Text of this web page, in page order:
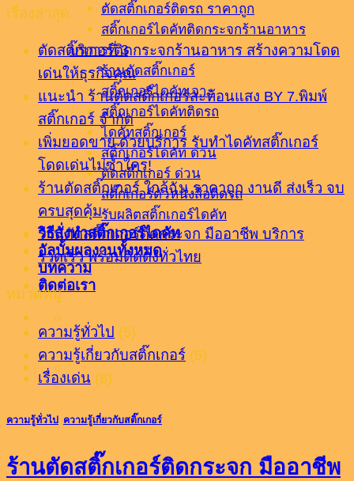
ตัดสติ๊กเกอร์ติดรถ ราคาถูก
สติ๊กเกอร์ไดคัทติดกระจกร้านอาหาร
บริการที่ 3
ร้านตัดสติ๊กเกอร์
สติ๊กเกอร์ไดคัทเจาะ
สติ๊กเกอร์ไดคัทติดรถ
ไดคัทสติ๊กเกอร์
สติ๊กเกอร์ไดคัท ด่วน
ตัดสติ๊กเกอร์ ด่วน
สติ๊กเกอร์ตัวหนังสือติดรถ
รับผลิตสติ๊กเกอร์ไดคัท
วิธีสั่งทำสติ๊กเกอร์ไดคัท
อัลบั้มผลงานทั้งหมด
บทความ
ติดต่อเรา
เรื่องล่าสุด
ตัดสติ๊กเกอร์ติดกระจกร้านอาหาร สร้างความโดด
เด่นให้ธุรกิจคุณ
แนะนำ ร้านตัดสติ๊กเกอร์สะท้อนแสง BY 7.พิมพ์
สติ๊กเกอร์ จำกัด
เพิ่มยอดขาย ด้วยบริการ รับทำไดคัทสติ๊กเกอร์
โดดเด่นไม่ซ้ำใคร!
ร้านตัดสติ๊กเกอร์ ใกล้ฉัน ราคาถูก งานดี ส่งเร็ว จบ
ครบสุดคุ้ม
ร้านตัดสติ๊กเกอร์ติดกระจก มืออาชีพ บริการ
รวดเร็ว พร้อมติดตั้งทั่วไทย
หมวดหมู่
ความรู้ทั่วไป (5)
ความรู้เกี่ยวกับสติ๊กเกอร์ (5)
เรื่องเด่น (8)
ความรู้ทั่วไป, ความรู้เกี่ยวกับสติ๊กเกอร์
ร้านตัดสติ๊กเกอร์ติดกระจก มืออาชีพ